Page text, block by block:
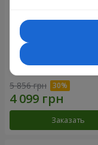
Букет "Крещатик"
5 856 грн
Заказать